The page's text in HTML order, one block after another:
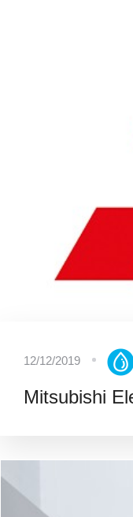
12/12/2019
Mitsubishi